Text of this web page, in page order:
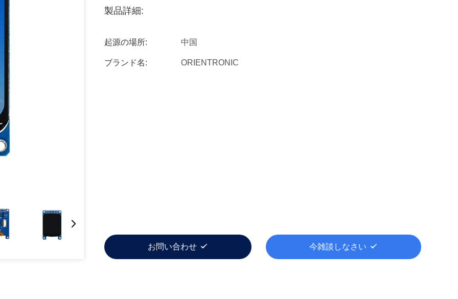
製品詳細:
起源の場所: 中国
ブランド名: ORIENTRONIC
お問い合わせ 今雑談しなさい